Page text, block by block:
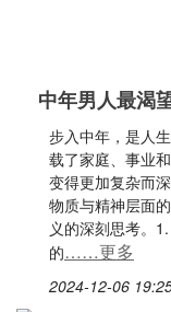
中年男人最渴
步入中年，是人
载了家庭、事业
变得更加复杂而
物质与精神层面
义的深刻思考。
的……更多
2024-12-06